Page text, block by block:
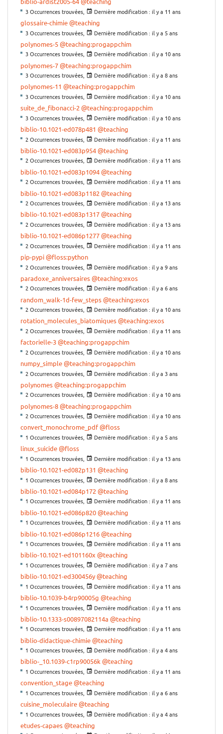
3 Occurrences trouvées, Dernière modification : il y a 11 ans
glossaire-chimie@teaching
3 Occurrences trouvées, Dernière modification : il y a 5 ans
polynomes-5@teaching:progappchim
3 Occurrences trouvées, Dernière modification : il y a 10 ans
polynomes-7@teaching:progappchim
3 Occurrences trouvées, Dernière modification : il y a 8 ans
polynomes-11 @teaching:progappchim
3 Occurrences trouvées, Dernière modification : il y a 10 ans
suite_de_fibonacci-2 @teaching:progappchim
3 Occurrences trouvées, Dernière modification : il y a 10 ans
biblio-10.1021-ed078p481 @teaching
2 Occurrences trouvées, Dernière modification : il y a 11 ans
biblio-10.1021-ed083p954@teaching
2 Occurrences trouvées, Dernière modification : il y a 11 ans
biblio-10.1021-ed083p1094@teaching
2 Occurrences trouvées, Dernière modification : il y a 11 ans
biblio-10.1021-ed083p1182 @teaching
2 Occurrences trouvées, Dernière modification : il y a 13 ans
biblio-10.1021-ed083p1317@teaching
2 Occurrences trouvées, Dernière modification : il y a 13 ans
biblio-10.1021-ed086p1277@teaching
2 Occurrences trouvées, Dernière modification : il y a 11 ans
pip-pypi@floss:python
2 Occurrences trouvées, Dernière modification : il y a 9 ans
paradoxe_anniversaires@teaching:exos
2 Occurrences trouvées, Dernière modification : il y a 6 ans
random_walk-1d-few_steps@teaching:exos
2 Occurrences trouvées, Dernière modification : il y a 10 ans
rotation_molecules_biatomiques@teaching:exos
2 Occurrences trouvées, Dernière modification : il y a 11 ans
factorielle-3@teaching:progappchim
2 Occurrences trouvées, Dernière modification : il y a 10 ans
numpy_simple@teaching:progappchim
2 Occurrences trouvées, Dernière modification : il y a 3 ans
polynomes@teaching:progappchim
2 Occurrences trouvées, Dernière modification : il y a 10 ans
polynomes-8@teaching:progappchim
2 Occurrences trouvées, Dernière modification : il y a 10 ans
convert_monochrome_pdf@floss
1 Occurrences trouvées, Dernière modification : il y a 5 ans
linux_suicide@floss
1 Occurrences trouvées, Dernière modification : il y a 13 ans
biblio-10.1021-ed082p131 @teaching
1 Occurrences trouvées, Dernière modification : il y a 8 ans
biblio-10.1021-ed084p172 @teaching
1 Occurrences trouvées, Dernière modification : il y a 11 ans
biblio-10.1021-ed086p820@teaching
1 Occurrences trouvées, Dernière modification : il y a 11 ans
biblio-10.1021-ed086p1216@teaching
1 Occurrences trouvées, Dernière modification : il y a 11 ans
biblio-10.1021-ed101160x @teaching
1 Occurrences trouvées, Dernière modification : il y a 7 ans
biblio-10.1021-ed300456y@teaching
1 Occurrences trouvées, Dernière modification : il y a 11 ans
biblio-10.1039-b4rp90005g @teaching
1 Occurrences trouvées, Dernière modification : il y a 11 ans
biblio-10.1333-s00897082114a @teaching
1 Occurrences trouvées, Dernière modification : il y a 11 ans
biblio-didactique-chimie@teaching
1 Occurrences trouvées, Dernière modification : il y a 4 ans
biblio-_10.1039-c1rp90056k@teaching
1 Occurrences trouvées, Dernière modification : il y a 11 ans
convention_stage@teaching
1 Occurrences trouvées, Dernière modification : il y a 6 ans
cuisine_moleculaire@teaching
1 Occurrences trouvées, Dernière modification : il y a 4 ans
etudes-capaes@teaching